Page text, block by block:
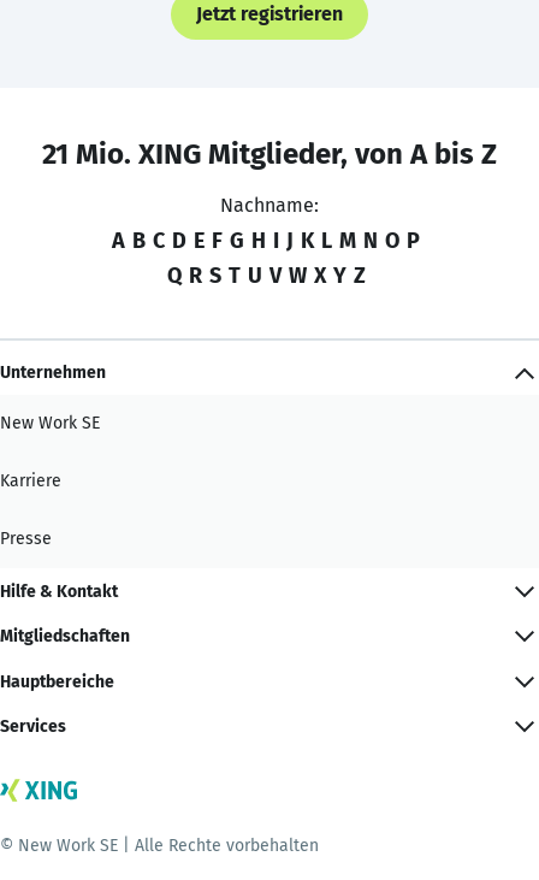
Jetzt registrieren
21 Mio. XING Mitglieder, von A bis Z
Nachname:
A B C D E F G H I J K L M N O P
Q R S T U V W X Y Z
Unternehmen
New Work SE
Karriere
Presse
Hilfe & Kontakt
Mitgliedschaften
Hauptbereiche
Services
© New Work SE | Alle Rechte vorbehalten